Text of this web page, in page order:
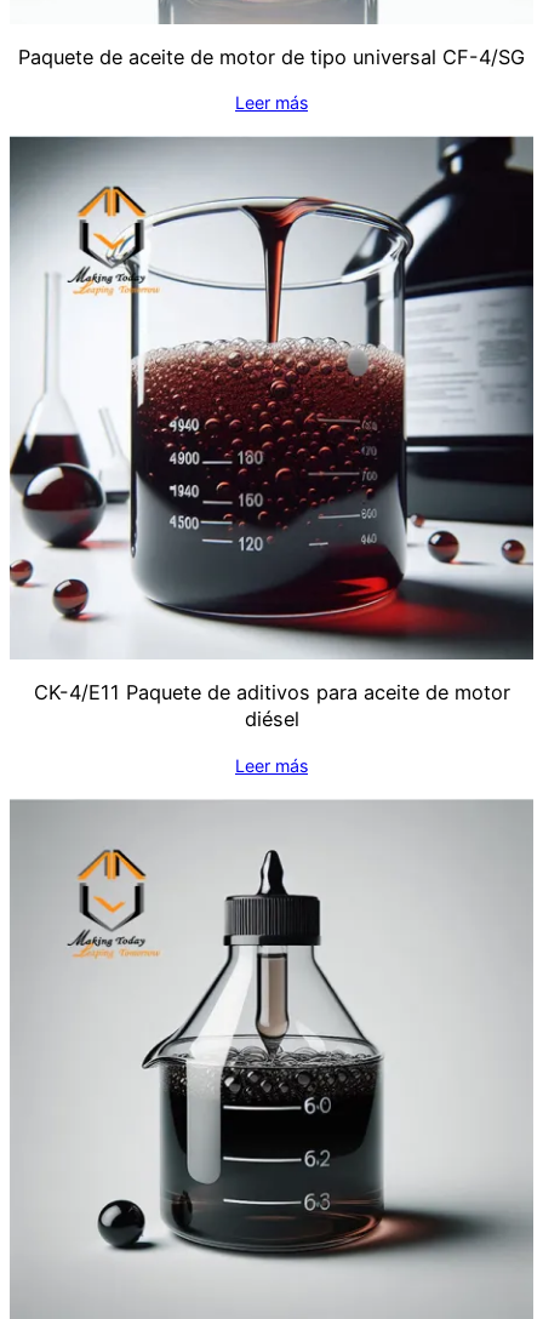
Paquete de aceite de motor de tipo universal CF-4/SG
Leer más
CK-4/E11 Paquete de aditivos para aceite de motor
diésel
Leer más